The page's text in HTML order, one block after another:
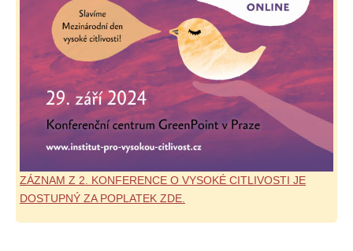
ZÁZNAM Z 2. KONFERENCE O VYSOKÉ CITLIVOSTI JE
DOSTUPNÝ ZA POPLATEK ZDE.